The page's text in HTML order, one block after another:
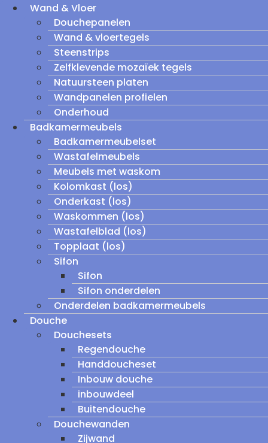
Wand & Vloer
Douchepanelen
Wand & vloertegels
Steenstrips
Zelfklevende mozaïek tegels
Natuursteen platen
Wandpanelen profielen
Onderhoud
Badkamermeubels
Badkamermeubelset
Wastafelmeubels
Meubels met waskom
Kolomkast (los)
Onderkast (los)
Waskommen (los)
Wastafelblad (los)
Topplaat (los)
Sifon
Sifon
Sifon onderdelen
Onderdelen badkamermeubels
Douche
Douchesets
Regendouche
Handdoucheset
Inbouw douche
inbouwdeel
Buitendouche
Douchewanden
Zijwand